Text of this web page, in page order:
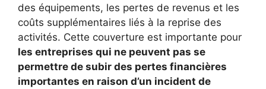
des équipements, les pertes de revenus et les
coûts supplémentaires liés à la reprise des
activités. Cette couverture est importante pour
les entreprises qui ne peuvent pas se
permettre de subir des pertes financières
importantes en raison d’un incident de